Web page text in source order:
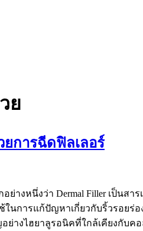
ย
การฉีดฟิลเลอร์
ย่างหนึ่งว่า Dermal Filler เป็น
ในการแก้ปัญหาเกี่ยวกับริ้วรอ
ย่างไฮยาลูรอนิคที่ใกล้เคียงกับ